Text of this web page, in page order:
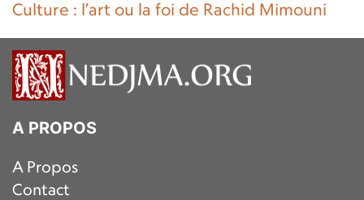
Culture : l’art ou la foi de Rachid Mimouni
A PROPOS
A Propos
Contact